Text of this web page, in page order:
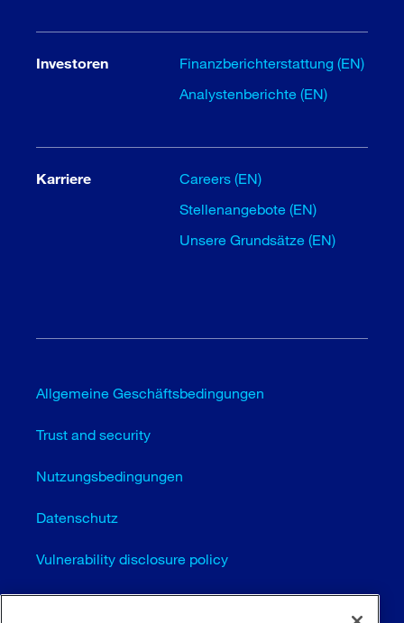
Investoren
Finanzberichterstattung (EN)
Analystenberichte (EN)
Karriere
Careers (EN)
Stellenangebote (EN)
Unsere Grundsätze (EN)
Allgemeine Geschäftsbedingungen
Trust and security
Nutzungsbedingungen
Datenschutz
Vulnerability disclosure policy
Cookie-Einstellungen (EN)